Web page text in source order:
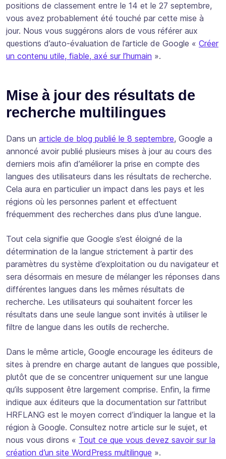
positions de classement entre le 14 et le 27 septembre,
vous avez probablement été touché par cette mise à
jour. Nous vous suggérons alors de vous référer aux
questions d’auto-évaluation de l’article de Google « Créer
un contenu utile, fiable, axé sur l’humain ».
Mise à jour des résultats de
recherche multilingues
Dans un article de blog publié le 8 septembre, Google a
annoncé avoir publié plusieurs mises à jour au cours des
derniers mois afin d’améliorer la prise en compte des
langues des utilisateurs dans les résultats de recherche.
Cela aura en particulier un impact dans les pays et les
régions où les personnes parlent et effectuent
fréquemment des recherches dans plus d’une langue.
Tout cela signifie que Google s’est éloigné de la
détermination de la langue strictement à partir des
paramètres du système d’exploitation ou du navigateur et
sera désormais en mesure de mélanger les réponses dans
différentes langues dans les mêmes résultats de
recherche. Les utilisateurs qui souhaitent forcer les
résultats dans une seule langue sont invités à utiliser le
filtre de langue dans les outils de recherche.
Dans le même article, Google encourage les éditeurs de
sites à prendre en charge autant de langues que possible,
plutôt que de se concentrer uniquement sur une langue
qu’ils supposent être largement comprise. Enfin, la firme
indique aux éditeurs que la documentation sur l’attribut
HRFLANG est le moyen correct d’indiquer la langue et la
région à Google. Consultez notre article sur le sujet, et
nous vous dirons « Tout ce que vous devez savoir sur la
création d’un site WordPress multilingue ».